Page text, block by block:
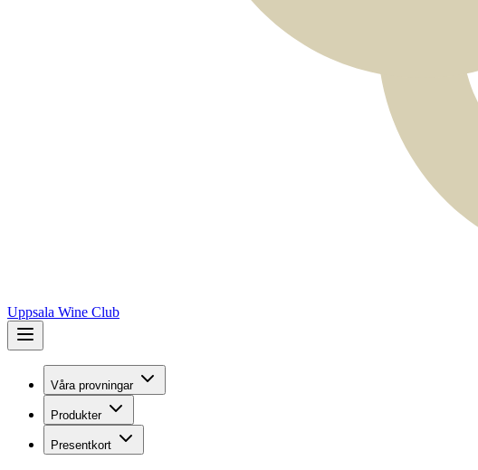
Uppsala Wine Club
Våra provningar
Produkter
Presentkort